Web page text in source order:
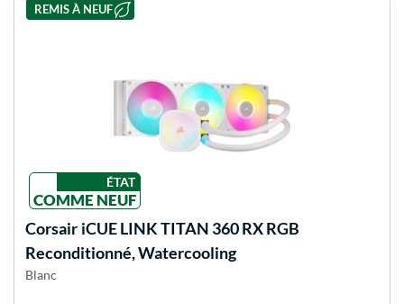
REMIS À NEUF
ÉTAT
COMME NEUF
Corsair iCUE LINK TITAN 360 RX RGB
Reconditionné, Watercooling
Blanc